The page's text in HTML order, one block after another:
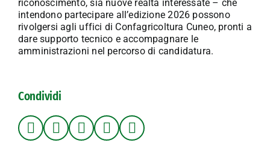
riconoscimento, sia nuove realtà interessate – che
intendono partecipare all’edizione 2026 possono
rivolgersi agli uffici di Confagricoltura Cuneo, pronti a
dare supporto tecnico e accompagnare le
amministrazioni nel percorso di candidatura.
Condividi